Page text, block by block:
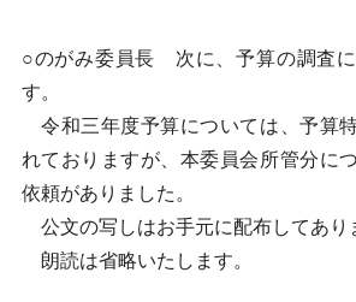
○のがみ委員長 次に、予算の調査に
す。
令和三年度予算については、予算
れておりますが、本委員会所管分に
依頼がありました。
公文の写しはお手元に配布してあり
朗読は省略いたします。